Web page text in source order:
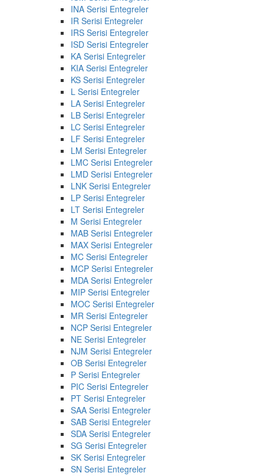
INA Serisi Entegreler
IR Serisi Entegreler
IRS Serisi Entegreler
ISD Serisi Entegreler
KA Serisi Entegreler
KIA Serisi Entegreler
KS Serisi Entegreler
L Serisi Entegreler
LA Serisi Entegreler
LB Serisi Entegreler
LC Serisi Entegreler
LF Serisi Entegreler
LM Serisi Entegreler
LMC Serisi Entegreler
LMD Serisi Entegreler
LNK Serisi Entegreler
LP Serisi Entegreler
LT Serisi Entegreler
M Serisi Entegreler
MAB Serisi Entegreler
MAX Serisi Entegreler
MC Serisi Entegreler
MCP Serisi Entegreler
MDA Serisi Entegreler
MIP Serisi Entegreler
MOC Serisi Entegreler
MR Serisi Entegreler
NCP Serisi Entegreler
NE Serisi Entegreler
NJM Serisi Entegreler
OB Serisi Entegreler
P Serisi Entegreler
PIC Serisi Entegreler
PT Serisi Entegreler
SAA Serisi Entegreler
SAB Serisi Entegreler
SDA Serisi Entegreler
SG Serisi Entegreler
SK Serisi Entegreler
SN Serisi Entegreler